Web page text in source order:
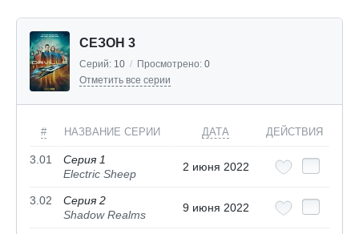
СЕЗОН 3
Серий: 10 / Просмотрено: 0
Отметить все серии
# НАЗВАНИЕ СЕРИИ ДАТА ДЕЙСТВИЯ
3.01
Серия 1
Electric Sheep
2 июня 2022
3.02
Серия 2
Shadow Realms
9 июня 2022